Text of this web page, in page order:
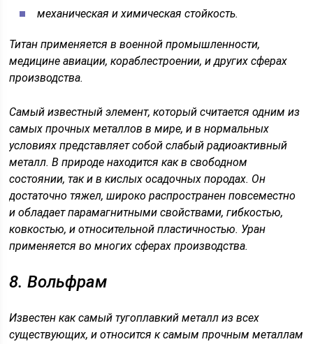
механическая и химическая стойкость.
Титан применяется в военной промышленности,
медицине авиации, кораблестроении, и других сферах
производства.
Самый известный элемент, который считается одним из
самых прочных металлов в мире, и в нормальных
условиях представляет собой слабый радиоактивный
металл. В природе находится как в свободном
состоянии, так и в кислых осадочных породах. Он
достаточно тяжел, широко распространен повсеместно
и обладает парамагнитными свойствами, гибкостью,
ковкостью, и относительной пластичностью. Уран
применяется во многих сферах производства.
8. Вольфрам
Известен как самый тугоплавкий металл из всех
существующих, и относится к самым прочным металлам